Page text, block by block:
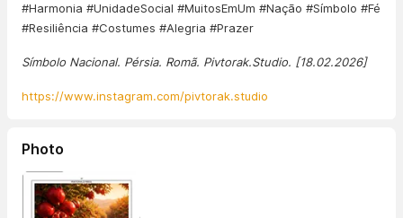
#Harmonia #UnidadeSocial #MuitosEmUm #Nação #Símbolo #Fé
#Resiliência #Costumes #Alegria #Prazer
Símbolo Nacional. Pérsia. Romã. Pivtorak.Studio. [18.02.2026]
https://www.instagram.com/pivtorak.studio
Photo